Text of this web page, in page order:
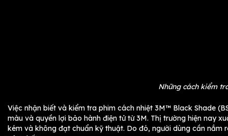
Những cách kiểm
Việc nhận biết và kiểm tra phim cách nhiệt 3M™ Black Shade
màu và quyền lợi bảo hành điện tử từ 3M. Thị trường hiện nay
kém và không đạt chuẩn kỹ thuật. Do đó, người dùng cần